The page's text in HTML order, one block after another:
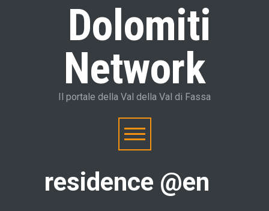
Dolomiti
Network
Il portale della Val della Val di Fassa
residence @en